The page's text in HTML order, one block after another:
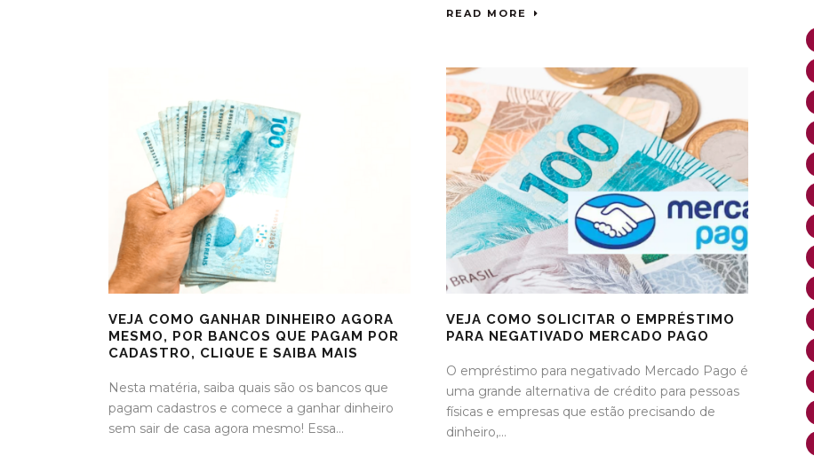
READ MORE
VEJA COMO GANHAR DINHEIRO AGORA
MESMO, POR BANCOS QUE PAGAM POR
CADASTRO, CLIQUE E SAIBA MAIS
Nesta matéria, saiba quais são os bancos que
pagam cadastros e comece a ganhar dinheiro
sem sair de casa agora mesmo! Essa...
VEJA COMO SOLICITAR O EMPRÉSTIMO
PARA NEGATIVADO MERCADO PAGO
O empréstimo para negativado Mercado Pago é
uma grande alternativa de crédito para pessoas
físicas e empresas que estão precisando de
dinheiro,...